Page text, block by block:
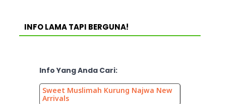
INFO LAMA TAPI BERGUNA!
Info Yang Anda Cari:
Sweet Muslimah Kurung Najwa New
Arrivals